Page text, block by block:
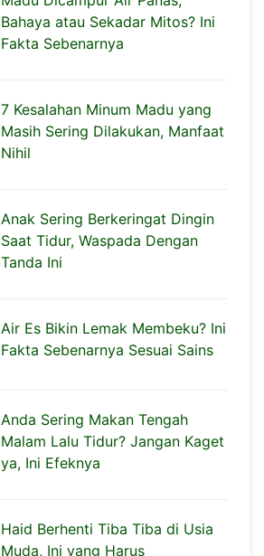
Bahaya atau Sekadar Mitos? Ini
Fakta Sebenarnya
7 Kesalahan Minum Madu yang
Masih Sering Dilakukan, Manfaat
Nihil
Anak Sering Berkeringat Dingin
Saat Tidur, Waspada Dengan
Tanda Ini
Air Es Bikin Lemak Membeku? Ini
Fakta Sebenarnya Sesuai Sains
Anda Sering Makan Tengah
Malam Lalu Tidur? Jangan Kaget
ya, Ini Efeknya
Haid Berhenti Tiba Tiba di Usia
Muda, Ini yang Harus